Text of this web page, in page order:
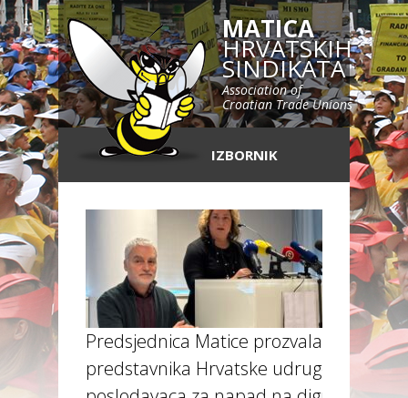
MATICA
HRVATSKIH
SINDIKATA
Association of
Croatian Trade Unions
IZBORNIK
Predsjednica Matice prozvala
predstavnika Hrvatske udruge